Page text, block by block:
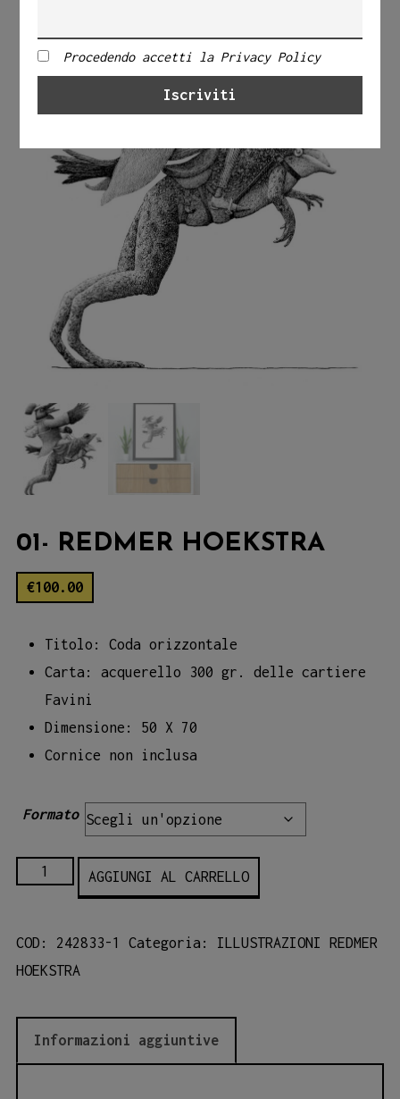
01- REDMER HOEKSTRA
€100.00
Titolo: Coda orizzontale
Carta: acquerello 300 gr. delle cartiere
Favini
Dimensione: 50 X 70
Cornice non inclusa
Formato
quantità
AGGIUNGI AL CARRELLO
COD: 242833-1 Categoria: ILLUSTRAZIONI REDMER
HOEKSTRA
Informazioni aggiuntive
Procedendo accetti la Privacy Policy